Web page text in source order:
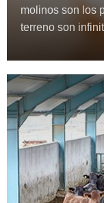
molinos son los
terreno son